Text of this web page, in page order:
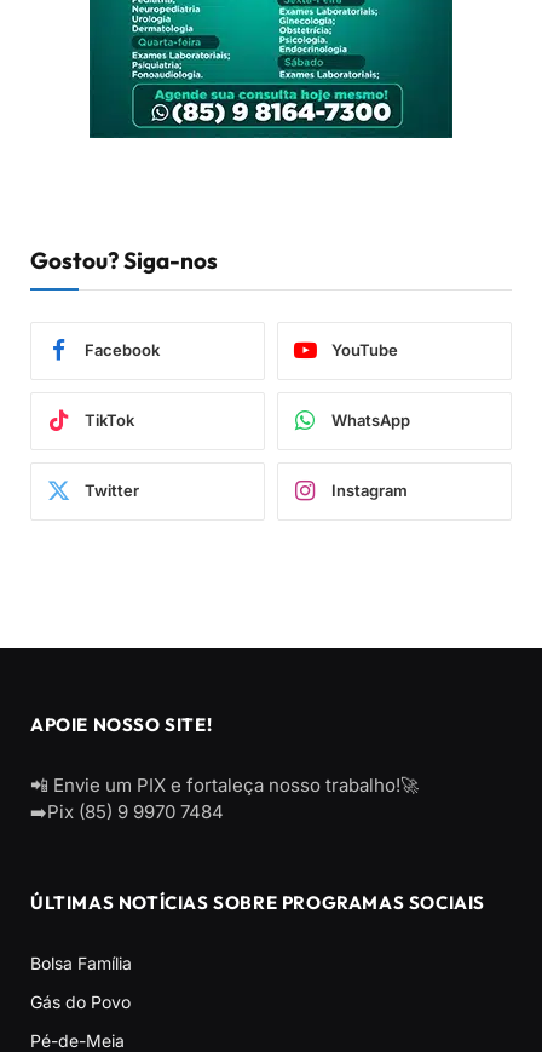
Gostou? Siga-nos
Facebook YouTube
TikTok WhatsApp
Twitter Instagram
APOIE NOSSO SITE!
📲 Envie um PIX e fortaleça nosso trabalho!🚀
➡️Pix (85) 9 9970 7484
ÚLTIMAS NOTÍCIAS SOBRE PROGRAMAS SOCIAIS
Bolsa Família
Gás do Povo
Pé-de-Meia